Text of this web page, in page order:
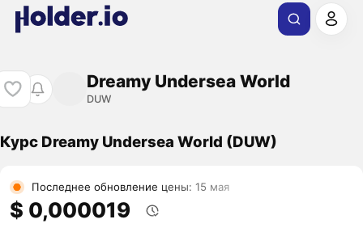
Dreamy Undersea World
DUW
Курс Dreamy Undersea World (DUW)
Последнее обновление цены: 15 мая
$ 0,000019